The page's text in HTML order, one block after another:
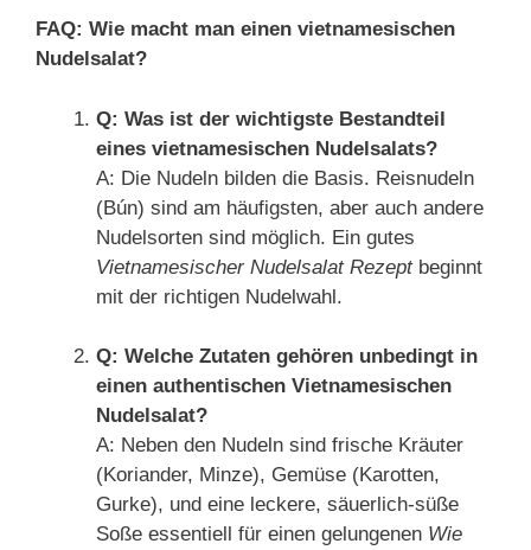
FAQ: Wie macht man einen vietnamesischen
Nudelsalat?
Q: Was ist der wichtigste Bestandteil
eines vietnamesischen Nudelsalats?
A: Die Nudeln bilden die Basis. Reisnudeln
(Bún) sind am häufigsten, aber auch andere
Nudelsorten sind möglich. Ein gutes
Vietnamesischer Nudelsalat Rezeptbeginnt
mit der richtigen Nudelwahl.
Q: Welche Zutaten gehören unbedingt in
einen authentischen Vietnamesischen
Nudelsalat?
A: Neben den Nudeln sind frische Kräuter
(Koriander, Minze), Gemüse (Karotten,
Gurke), und eine leckere, säuerlich-süße
Soße essentiell für einen gelungenen Wie